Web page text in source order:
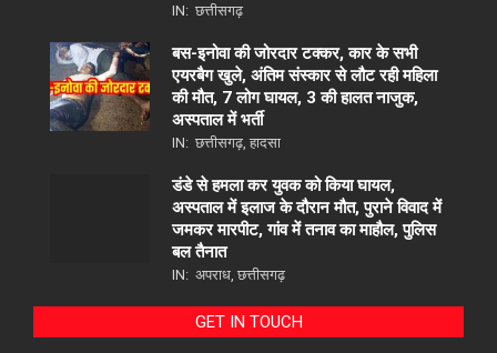
IN: छत्तीसगढ़
बस-इनोवा की जोरदार टक्कर, कार के सभी
एयरबैग खुले, अंतिम संस्कार से लौट रही महिला
की मौत, 7 लोग घायल, 3 की हालत नाजुक,
अस्पताल में भर्ती
IN: छत्तीसगढ़, हादसा
डंडे से हमला कर युवक को किया घायल,
अस्पताल में इलाज के दौरान मौत, पुराने विवाद में
जमकर मारपीट, गांव में तनाव का माहौल, पुलिस
बल तैनात
IN: अपराध, छत्तीसगढ़
GET IN TOUCH